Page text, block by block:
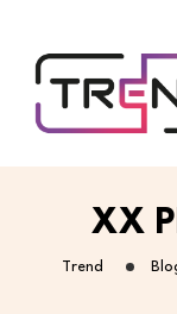
XX
Trend